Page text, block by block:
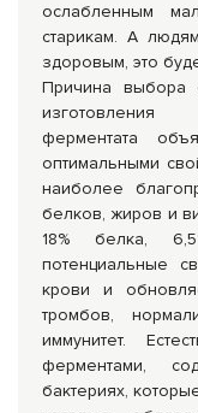
ослабленным
старикам. А
здоровым, это
Причина выбора
изготовления
ферментата
оптимальными
наиболее
белков, жиров и
18% белка,
потенциальные
крови и
тромбов,
иммунитет.
ферментами,
бактериях,